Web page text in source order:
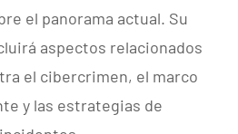
el panorama actual. Su
aspectos relacionados
el cibercrimen, el marco
y las estrategias de